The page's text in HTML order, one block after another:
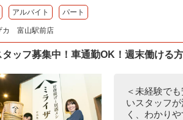
アルバイト パート
カ 富山駅前店
ッフ募集中！車通勤OK！週末働ける方
＜未経験で
いスタッフ
く、わかり